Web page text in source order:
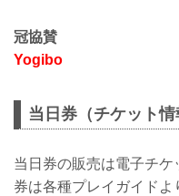
冠協賛
Yogibo
当日券（チケット情
当日券の販売は電子チケ
券は各種プレイガイドよ